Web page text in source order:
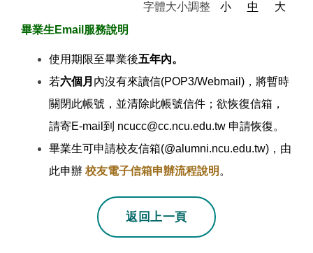
字體大小調整 小 中
大
畢業生Email服務說明
使用期限至畢業後五年內。
若六個月 內沒有來讀信(POP3/Webmail)，將暫時
關閉此帳號，並清除此帳號信件；欲恢復信箱，
請寄E-mail到 ncucc@cc.ncu.edu.tw 申請恢復。
畢業生可申請校友信箱(@alumni.ncu.edu.tw)，由
此申辦 校友電子信箱申辦流程說明 。
返回上一頁